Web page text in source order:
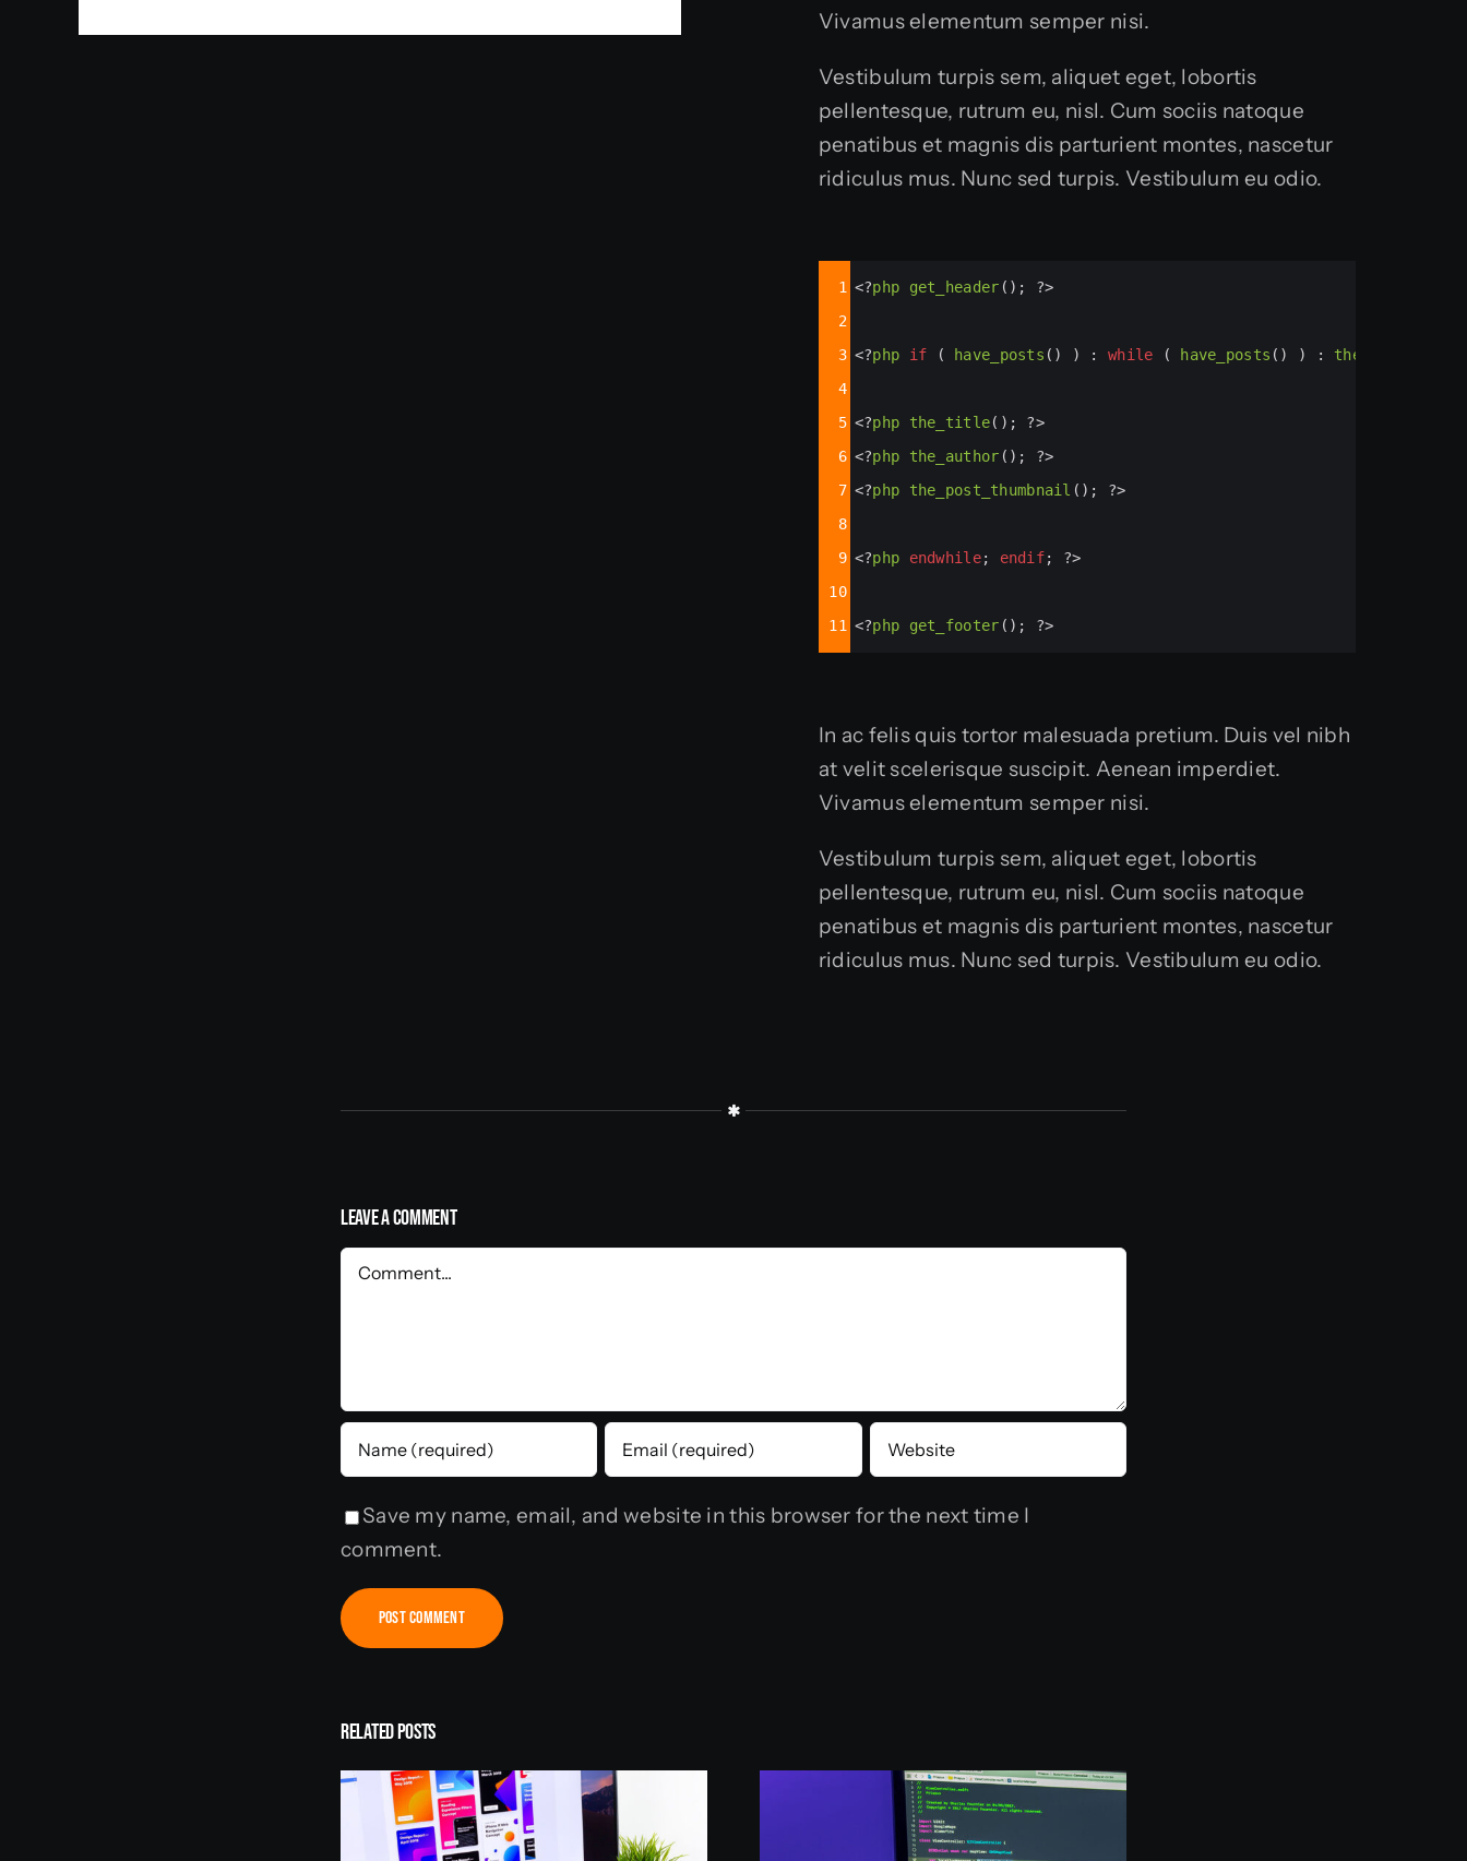
Vivamus elementum semper nisi.
Vestibulum turpis sem, aliquet eget, lobortis
pellentesque, rutrum eu, nisl. Cum sociis natoque
penatibus et magnis dis parturient montes, nascetur
ridiculus mus. Nunc sed turpis. Vestibulum eu odio.
1 <?php get_header (); ?>
2
3 <?php if ( have_posts () ) : while ( have_posts () ) : the_post
4
5 <?php the_title(); ?>
6 <?php the_author (); ?>
7 <?php the_post_thumbnail (); ?>
8
9 <?php endwhile; endif; ?>
10
11 <?php get_footer (); ?>
In ac felis quis tortor malesuada pretium. Duis vel nibh
at velit scelerisque suscipit. Aenean imperdiet.
Vivamus elementum semper nisi.
Vestibulum turpis sem, aliquet eget, lobortis
pellentesque, rutrum eu, nisl. Cum sociis natoque
penatibus et magnis dis parturient montes, nascetur
ridiculus mus. Nunc sed turpis. Vestibulum eu odio.
Leave A Comment
Comment
Save my name, email, and website in this browser for the next time I
comment.
Related Posts